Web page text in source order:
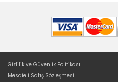
Gizlilik ve Güvenlik Politikası
Mesafeli Satış Sözleşmesi